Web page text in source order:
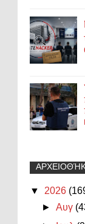
▼ 2026
►Αυγ